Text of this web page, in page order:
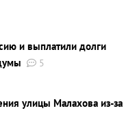
и выплатили долги
5
улицы Малахова из-за